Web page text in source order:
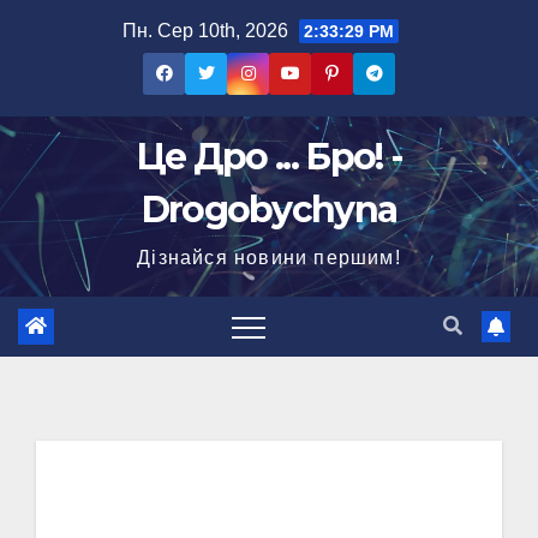
Пн. Сер 10th, 2026 2:33:30 PM
Це Дро ... Бро! -
Drogobychyna
Дізнайся новини першим!